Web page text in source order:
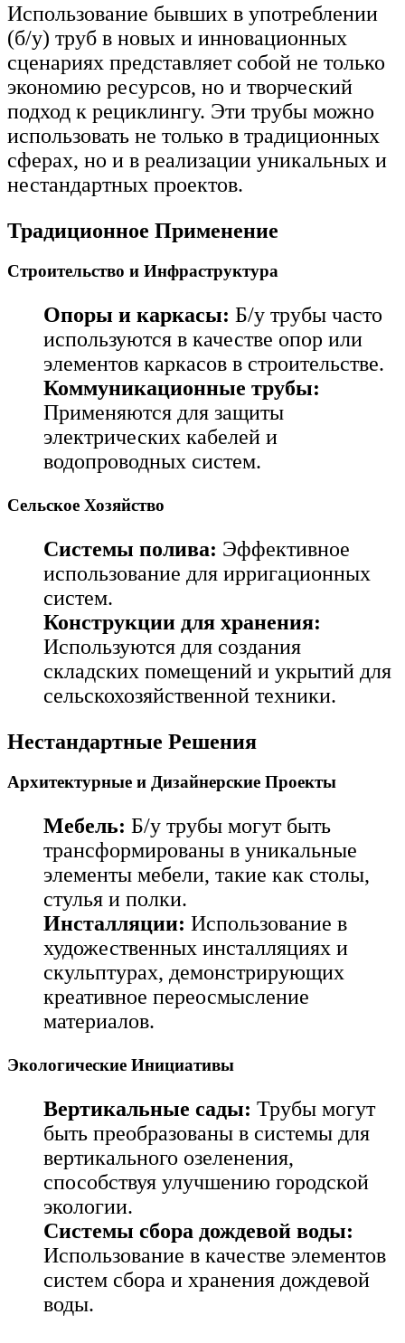
Использование бывших в употреблении
(б/у) труб в новых и инновационных
сценариях представляет собой не только
экономию ресурсов, но и творческий
подход к рециклингу. Эти трубы можно
использовать не только в традиционных
сферах, но и в реализации уникальных и
нестандартных проектов.
Традиционное Применение
Строительство и Инфраструктура
Опоры и каркасы: Б/у трубы часто
используются в качестве опор или
элементов каркасов в строительстве.
Коммуникационные трубы:
Применяются для защиты
электрических кабелей и
водопроводных систем.
Сельское Хозяйство
Системы полива: Эффективное
использование для ирригационных
систем.
Конструкции для хранения:
Используются для создания
складских помещений и укрытий для
сельскохозяйственной техники.
Нестандартные Решения
Архитектурные и Дизайнерские Проекты
Мебель: Б/у трубы могут быть
трансформированы в уникальные
элементы мебели, такие как столы,
стулья и полки.
Инсталляции: Использование в
художественных инсталляциях и
скульптурах, демонстрирующих
креативное переосмысление
материалов.
Экологические Инициативы
Вертикальные сады: Трубы могут
быть преобразованы в системы для
вертикального озеленения,
способствуя улучшению городской
экологии.
Системы сбора дождевой воды:
Использование в качестве элементов
систем сбора и хранения дождевой
воды.